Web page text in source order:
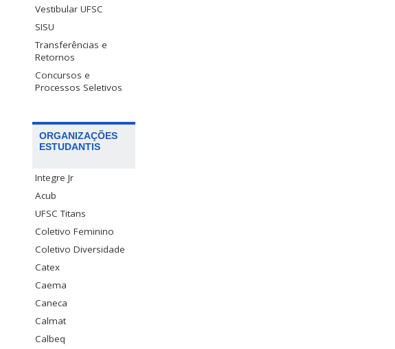
Vestibular UFSC
SISU
Transferências e
Retornos
Concursos e
Processos Seletivos
ORGANIZAÇÕES
ESTUDANTIS
Integre Jr
Acub
UFSC Titans
Coletivo Feminino
Coletivo Diversidade
Catex
Caema
Caneca
Calmat
Calbeq